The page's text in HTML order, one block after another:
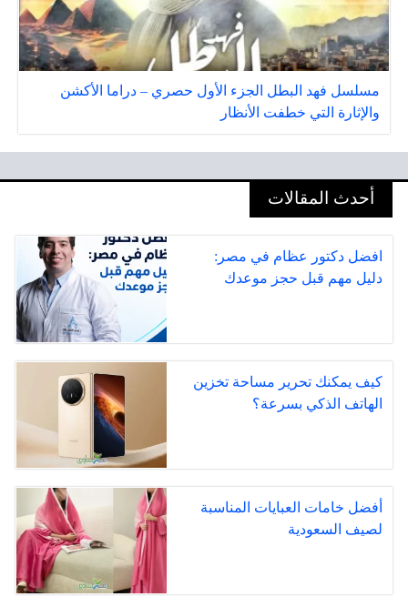
مسلسل فهد البطل الجزء الأول حصري – دراما الأكشن
والإثارة التي خطفت الأنظار
أحدث المقالات
افضل دكتور عظام في مصر:
دليل مهم قبل حجز موعدك
كيف يمكنك تحرير مساحة تخزين
الهاتف الذكي بسرعة؟
أفضل خامات العبايات المناسبة
لصيف السعودية